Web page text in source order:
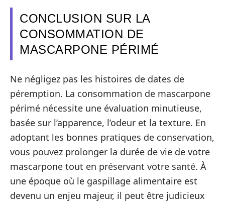
CONCLUSION SUR LA
CONSOMMATION DE
MASCARPONE PÉRIMÉ
Ne négligez pas les histoires de dates de
péremption. La consommation de mascarpone
périmé nécessite une évaluation minutieuse,
basée sur l’apparence, l’odeur et la texture. En
adoptant les bonnes pratiques de conservation,
vous pouvez prolonger la durée de vie de votre
mascarpone tout en préservant votre santé. À
une époque où le gaspillage alimentaire est
devenu un enjeu majeur, il peut être judicieux